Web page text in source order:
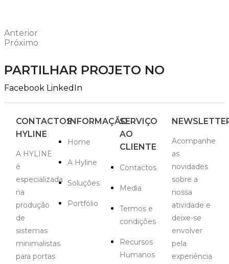
Anterior
Próximo
PARTILHAR PROJETO NO
Facebook LinkedIn
CONTACTOS
HYLINE
A HYLINE
é
especializada
na
produção
de
sistemas
minimalistas
para portas
INFORMAÇÃO
Home
A Hyline
Soluções
Portfólio
SERVIÇO
AO
CLIENTE
Contactos
Media
Termos e
condições
Recursos
Humanos
Acompanhe
as
novidades
sobre a
nossa
atividade e
deixe-se
envolver
pela
experiência